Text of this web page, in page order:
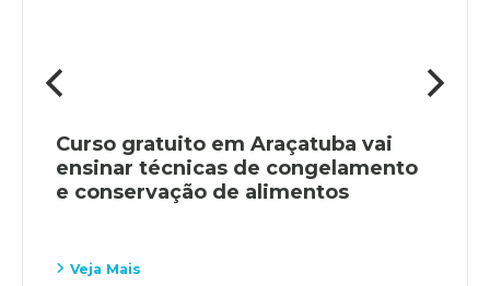
Curso gratuito em Araçatuba vai
ensinar técnicas de congelamento
e conservação de alimentos
Veja Mais